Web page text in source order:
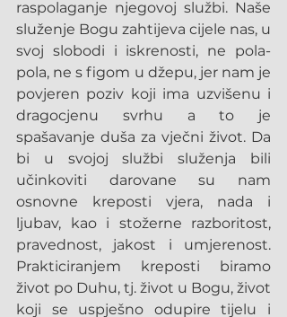
raspolaganje njegovoj službi. Naše
služenje Bogu zahtijeva cijele nas, u
svoj slobodi i iskrenosti, ne pola-
pola, ne s figom u džepu, jer nam je
povjeren poziv koji ima uzvišenu i
dragocjenu svrhu a to je
spašavanje duša za vječni život. Da
bi u svojoj službi služenja bili
učinkoviti darovane su nam
osnovne kreposti vjera, nada i
ljubav, kao i stožerne razboritost,
pravednost, jakost i umjerenost.
Prakticiranjem kreposti biramo
život po Duhu, tj. život u Bogu, život
koji se uspješno odupire tijelu i